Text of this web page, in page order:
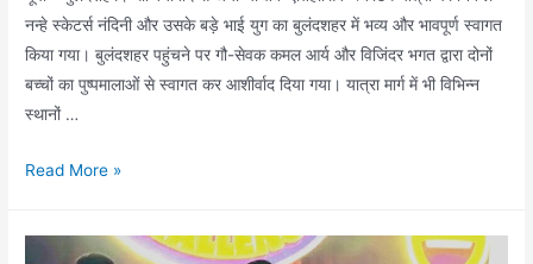
नन्हे स्केटर्स नंदिनी और उसके बड़े भाई युग का बुलंदशहर में भव्य और भावपूर्ण स्वागत
किया गया। बुलंदशहर पहुंचने पर गौ-सेवक कमल आर्य और विजिंदर भगत द्वारा दोनों
बच्चों का पुष्पमालाओं से स्वागत कर आशीर्वाद दिया गया। यात्रा मार्ग में भी विभिन्न
स्थानों …
स्केटिंग
Read More »